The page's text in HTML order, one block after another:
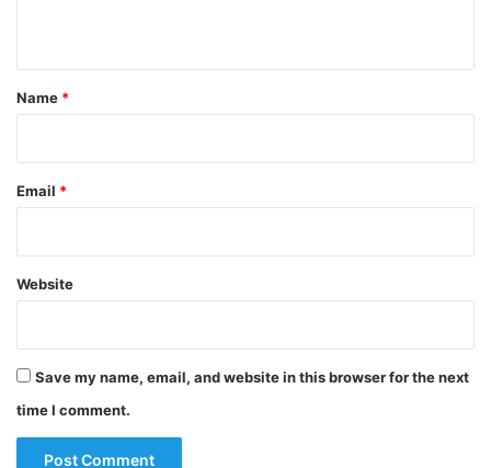
*
Name *
Email *
Website
Save my name, email, and website in this browser for the next
time I comment.